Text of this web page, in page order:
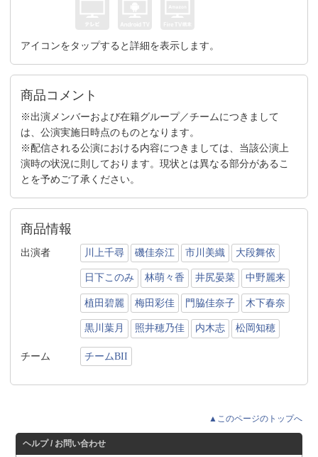
アイコンをタップすると詳細を表示します。
商品コメント
※出演メンバーおよび在籍グループ／チームにつきまして
は、公演実施日時点のものとなります。
※配信される公演における内容につきましては、当該公演上
演時の状況に則しております。現状とは異なる部分があるこ
とを予めご了承ください。
商品情報
出演者 川上千尋 磯佳奈江 市川美織 大段舞依
日下このみ 林萌々香 井尻晏菜 中野麗来
植田碧麗 梅田彩佳 門脇佳奈子 木下春奈
黒川葉月 照井穂乃佳 内木志 松岡知穂
チーム チームBII
▲このページのトップへ
ヘルプ / お問い合わせ